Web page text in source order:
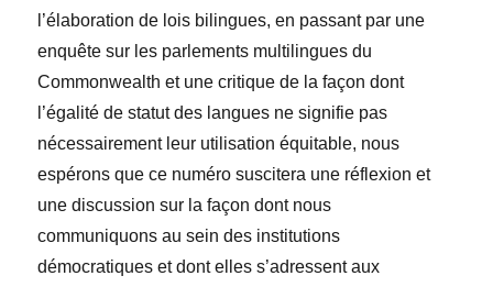
l’élaboration de lois bilingues, en passant par une
enquête sur les parlements multilingues du
Commonwealth et une critique de la façon dont
l’égalité de statut des langues ne signifie pas
nécessairement leur utilisation équitable, nous
espérons que ce numéro suscitera une réflexion et
une discussion sur la façon dont nous
communiquons au sein des institutions
démocratiques et dont elles s’adressent aux